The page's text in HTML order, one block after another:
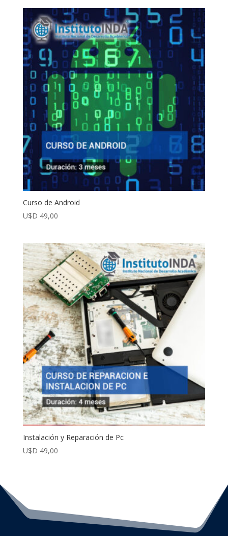
Curso de Android
U$D 49,00
Instalación y Reparación de Pc
U$D 49,00